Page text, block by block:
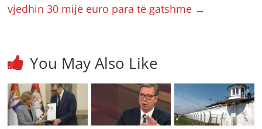
vjedhin 30 mijë euro para të gatshme →
You May Also Like